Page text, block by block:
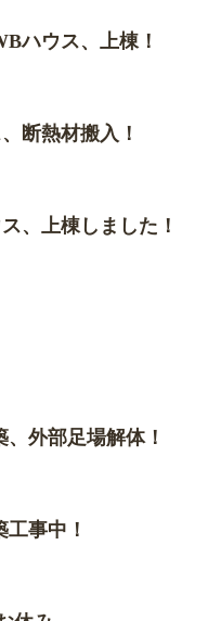
ハウス、上棟！
断熱材搬入！
、上棟しました！
外部足場解体！
事中！